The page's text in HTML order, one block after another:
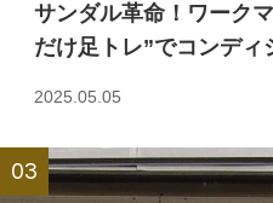
サンダル革命！ワーク
だけ足トレ”でコンディ
2025.05.05